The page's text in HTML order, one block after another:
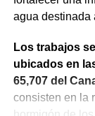
agua destinada
Los trabajos
ubicados en
65,707 del
consisten en la